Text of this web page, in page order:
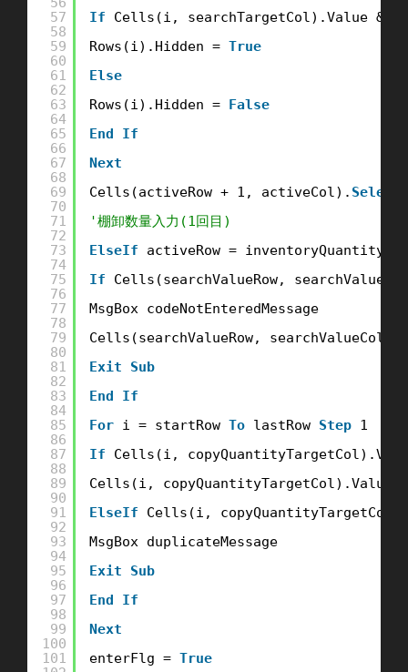
57
58
59
60
61
62
63
64
65
66
67
68
69
70
71
72
73
74
75
76
77
78
79
80
81
82
83
84
85
86
87
88
89
90
91
92
93
94
95
96
97
98
99
100
101
If
Cells(i, searchTargetCol).Value
Rows(i).Hidden = True
Else
Rows(i).Hidden = False
End
If
Next
Cells(activeRow + 1, activeCol). Select
'棚卸数量入力(1回目)
ElseIf
activeRow =
If
Cells(searchValueRow,
MsgBox codeNotEnteredMessage
Cells(searchValueRow, searchValueCol).
Exit
Sub
End
If
For i = startRow To lastRow Step 1
If
Cells(i,
Cells(i, copyQuantityTargetCol).Value
ElseIf
Cells(i,
MsgBox duplicateMessage
Exit
Sub
End
If
Next
enterFlg = True